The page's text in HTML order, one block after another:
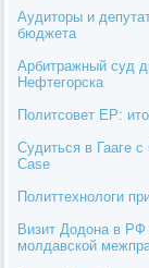
Аудиторы и
бюджета
Арбитражный суд
Нефтегорска
Политсовет ЕР:
Судиться в Гааге
Case
Политтехнологи
Визит Додона в РФ
молдавской